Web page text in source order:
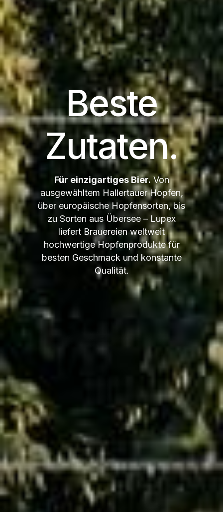
Beste
Zutaten.
Für einzigartiges Bier.Von
ausgewähltem Hallertauer Hopfen,
über europäische Hopfensorten, bis
zu Sorten aus Übersee – Lupex
liefert Brauereien weltweit
hochwertige Hopfenprodukte für
besten Geschmack und konstante
Qualität.